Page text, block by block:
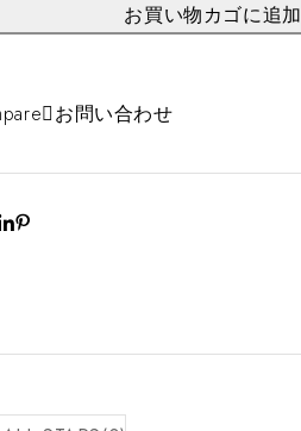
お買い物カゴに追加
お問い合わせ